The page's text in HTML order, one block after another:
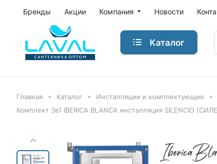
Бренды Акции Компания Новости
Каталог
Главная Каталог Инсталляции и комплектующие
Комплект 3в1 IBERICA BLANCA инсталляция SILENCIO